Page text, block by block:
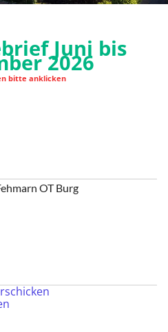
brief Juni bis
2026
bitte anklicken
OT Burg